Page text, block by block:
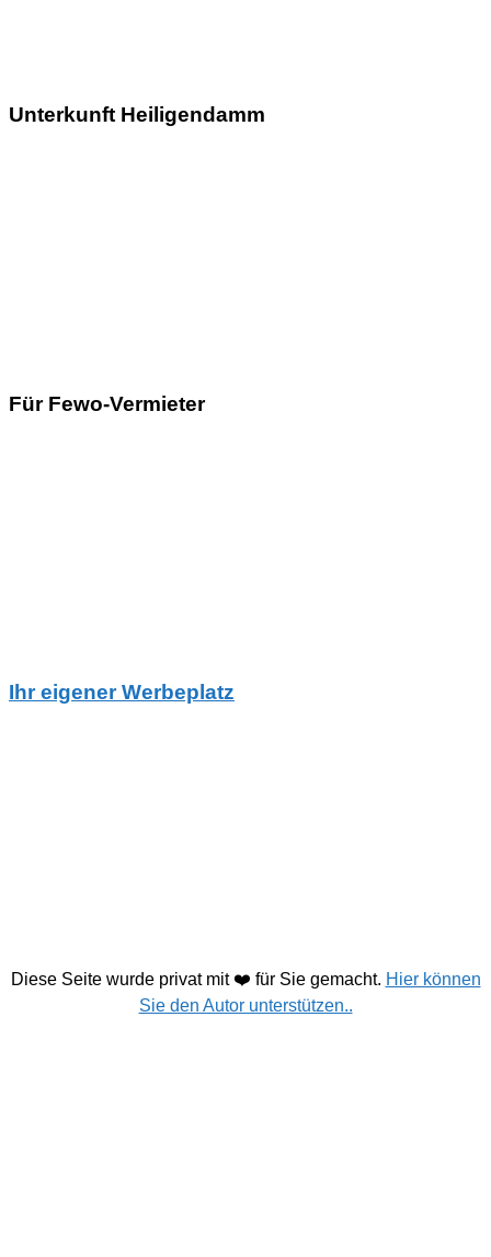
Unterkunft Heiligendamm
Für Fewo-Vermieter
Ihr eigener Werbeplatz
Diese Seite wurde privat mit ❤️ für Sie gemacht. Hier können
Sie den Autor unterstützen..